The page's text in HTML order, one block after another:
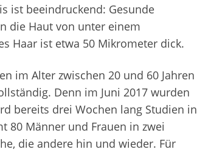
ist beeindruckend: Gesunde
die Haut von unter einem
Haar ist etwa 50 Mikrometer dick.
im Alter zwischen 20 und 60 Jahren
Denn im Juni 2017 wurden
bereits drei Wochen lang Studien in
80 Männer und Frauen in zwei
die andere hin und wieder. Für